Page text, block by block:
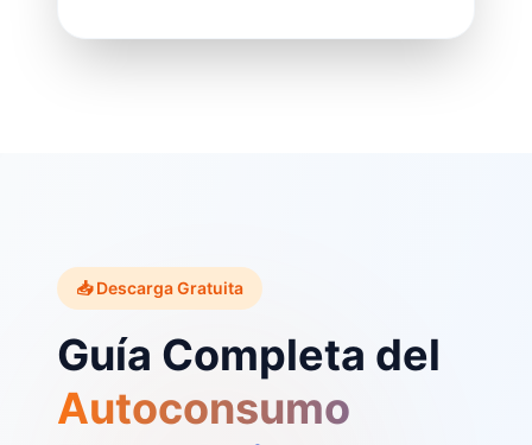
📥 Descarga Gratuita
Guía Completa del
Autoconsumo